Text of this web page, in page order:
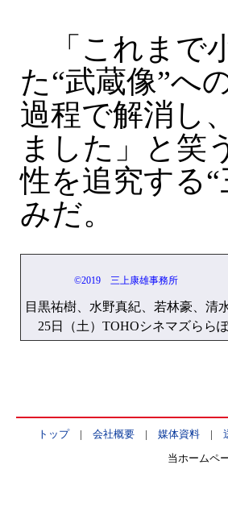
「これまで
た“武蔵像”へ
過程で解消し
ました」と笑
性を追究する
みだ。
©2019 三上康雄事務所
目黒祐樹、水野真紀、若林豪、清
25日（土）TOHOシネマズらら
トップ| 会社概要| 媒体資料|
当ホームペ